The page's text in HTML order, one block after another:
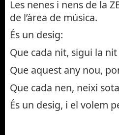
Les nenes i nens de la
de l’àrea de música.
És un desig:
Que cada nit, sigui la
Que aquest any nou,
Que cada nen, neixi
És un desig, i el volem